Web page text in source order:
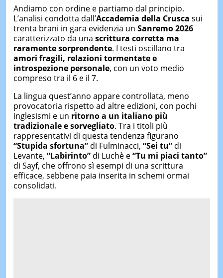
Andiamo con ordine e partiamo dal principio.
L’analisi condotta dall’Accademia della Crusca sui
trenta brani in gara evidenzia un Sanremo 2026
caratterizzato da una scrittura corretta ma
raramente sorprendente. I testi oscillano tra
amori fragili, relazioni tormentate e
introspezione personale, con un voto medio
compreso tra il 6 e il 7.
La lingua quest’anno appare controllata, meno
provocatoria rispetto ad altre edizioni, con pochi
inglesismi e un ritorno a un italiano più
tradizionale e sorvegliato. Tra i titoli più
rappresentativi di questa tendenza figurano
“Stupida sfortuna”di Fulminacci, “Sei tu”di
Levante, “Labirinto”di Luchè e“Tu mi piaci tanto”
di Sayf, che offrono sì esempi di una scrittura
efficace, sebbene paia inserita in schemi ormai
consolidati.